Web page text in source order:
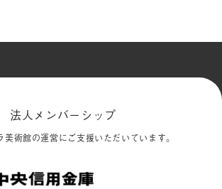
法人メンバーシップ
美術館の運営にご支援いただいています。